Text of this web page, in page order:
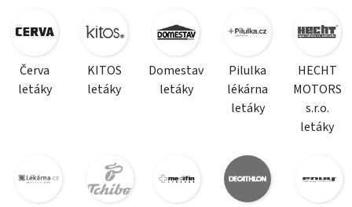
Červa
letáky
KITOS
letáky
Domestav
letáky
Pilulka
lékárna
letáky
HECHT
MOTORS
s.r.o.
letáky